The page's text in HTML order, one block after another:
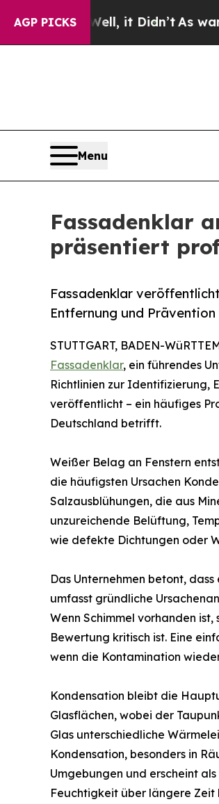
AGP PICKS
it Didn’tAs war With Iran
Menu
Fassadenklar
präsentiert
Fassadenklar
Entfernung und
STUTTGART, BADEN-
Fassadenklar, ein führendes
Richtlinien zur Identifizierung,
veröffentlicht – ein häufiges
Deutschland betrifft.
Weißer Belag an Fenstern
die häufigsten Ursachen
Salzausblühungen, die aus
unzureichende Belüftung,
wie defekte Dichtungen oder
Das Unternehmen betont,
umfasst gründliche
Wenn Schimmel vorhanden
Bewertung kritisch ist. Eine
wenn die Kontamination
Kondensation bleibt die
Glasflächen, wobei der
Glas unterschiedliche
Kondensation, besonders in
Umgebungen und erscheint
Feuchtigkeit über längere